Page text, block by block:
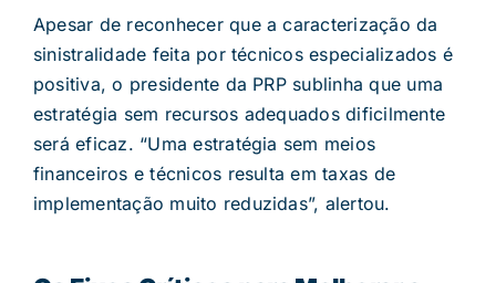
Apesar de reconhecer que a caracterização da
sinistralidade feita por técnicos especializados é
positiva, o presidente da PRP sublinha que uma
estratégia sem recursos adequados dificilmente
será eficaz. “Uma estratégia sem meios
financeiros e técnicos resulta em taxas de
implementação muito reduzidas”, alertou.